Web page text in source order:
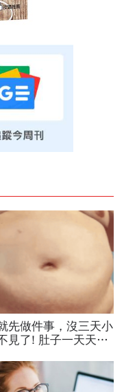
先做件事，沒三天小
見了! 肚子一天天變